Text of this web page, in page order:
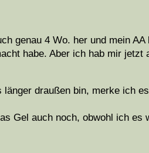
genau 4 Wo. her und mein AA
habe. Aber ich hab mir jetzt
draußen bin, merke ich
Gel auch noch, obwohl ich es